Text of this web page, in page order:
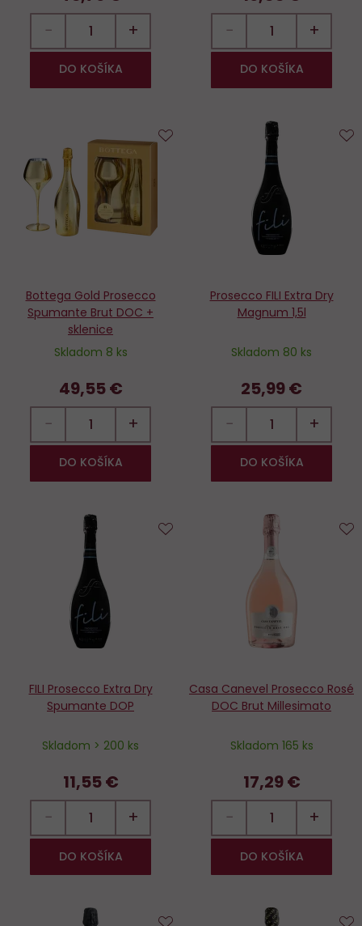
− +
DO KOŠÍKA
− +
DO KOŠÍKA
Bottega Gold Prosecco
Spumante Brut DOC +
sklenice
Skladom 8 ks
49,55 €
− +
DO KOŠÍKA
Prosecco FILI Extra Dry
Magnum 1,5l
Skladom 80 ks
25,99 €
− +
DO KOŠÍKA
FILI Prosecco Extra Dry
Spumante DOP
Skladom > 200 ks
11,55 €
− +
DO KOŠÍKA
Casa Canevel Prosecco Rosé
DOC Brut Millesimato
Skladom 165 ks
17,29 €
− +
DO KOŠÍKA